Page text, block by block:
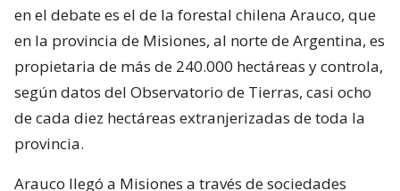
en el debate es el de la forestal chilena Arauco, que
en la provincia de Misiones, al norte de Argentina, es
propietaria de más de 240.000 hectáreas y controla,
según datos del Observatorio de Tierras, casi ocho
de cada diez hectáreas extranjerizadas de toda la
provincia.
Arauco llegó a Misiones a través de sociedades